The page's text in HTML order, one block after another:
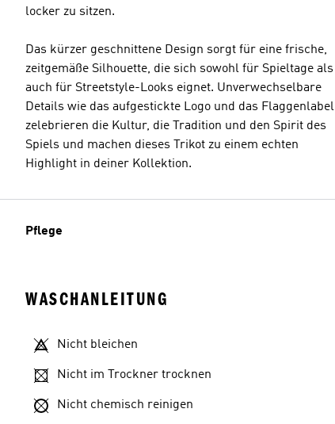
locker zu sitzen.
Das kürzer geschnittene Design sorgt für eine frische,
zeitgemäße Silhouette, die sich sowohl für Spieltage als
auch für Streetstyle-Looks eignet. Unverwechselbare
Details wie das aufgestickte Logo und das Flaggenlabel
zelebrieren die Kultur, die Tradition und den Spirit des
Spiels und machen dieses Trikot zu einem echten
Highlight in deiner Kollektion.
Pflege
WASCHANLEITUNG
Nicht bleichen
Nicht im Trockner trocknen
Nicht chemisch reinigen